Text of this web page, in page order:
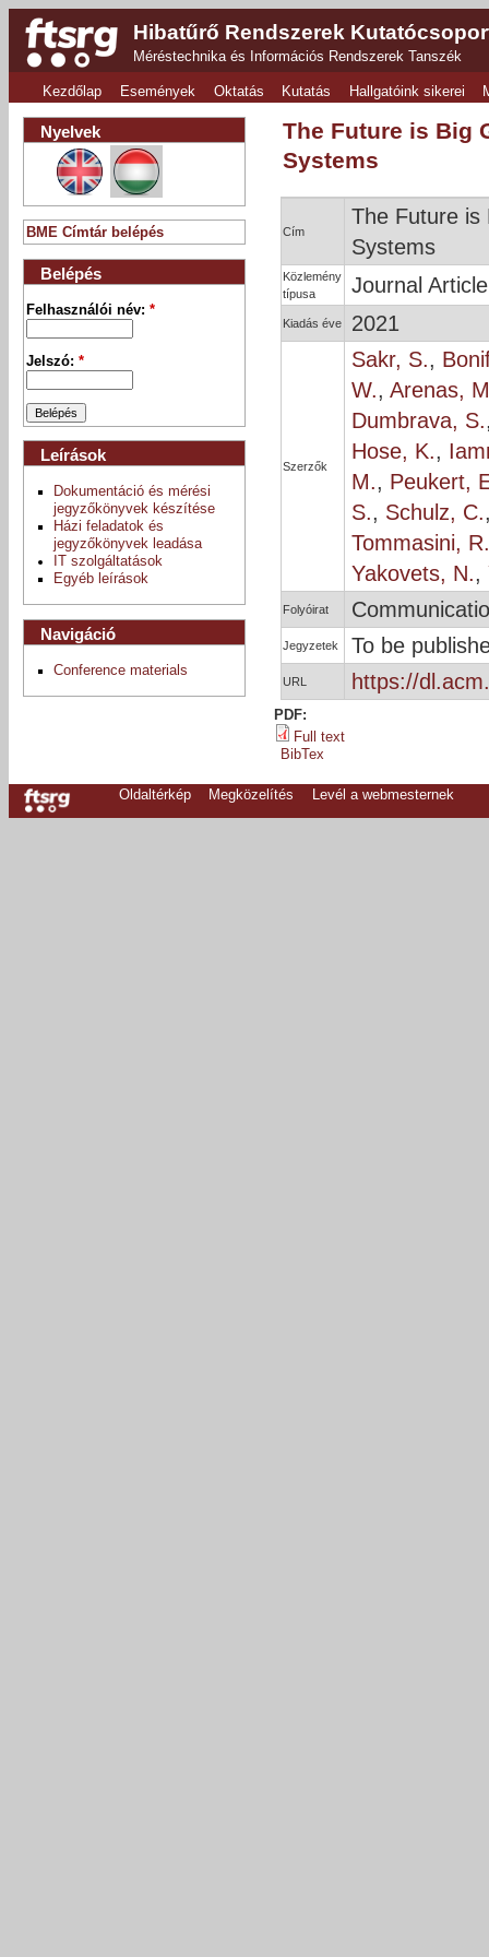
Hibatűrő Rendszerek
Méréstechnika és Információs Rendszerek Tanszék
Kezdőlap Események Oktatás Kutatás Hallgatóink sikerei
The Future is Big
Systems
Cím
The Future is
Systems
Közlemény
típusa
Journal Article
Kiadás éve 2021
Szerzők
Sakr, S.,
W., Arenas,
Dumbrava, S.
Hose, K.,
M., Peukert,
S., Schulz, C.
Tommasini, R.
Yakovets, N.,
Folyóirat
Jegyzetek To be
URL https://
PDF:
Full text
BibTex
Nyelvek
BME Címtár belépés
Belépés
Felhasználói név:*
Jelszó:*
Leírások
Dokumentáció és mérési
jegyzőkönyvek készítése
Házi feladatok és
jegyzőkönyvek leadása
IT szolgáltatások
Egyéb leírások
Navigáció
Conference materials
Oldaltérkép Megközelítés Levél a webmesternek